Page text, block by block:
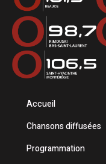
Accueil
Chansons diffusées
Programmation